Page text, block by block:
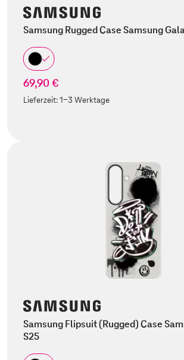
Samsung Rugged Case Samsung
69,90 €
Lieferzeit:1-3 Werktage
Samsung Flipsuit (Rugged) Case
S25